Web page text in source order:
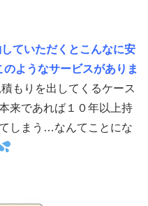
していただくとこんなに安
のようなサービスがありま
もりを出してくるケース
来であれば１０年以上持
しまう…なんてことにな